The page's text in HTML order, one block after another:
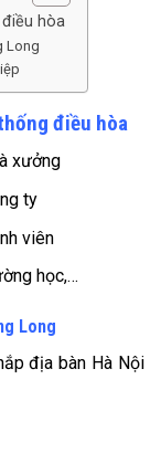
hòa
Long
điều hòa
xưởng
ty
viên
học,…
Long
địa bàn Hà Nội